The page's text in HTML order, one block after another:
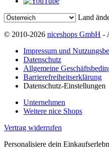
Land
© 2010-2026 niceshops GmbH -
Impressum und
Datenschutz
Allgemeine
Barrierefreiheitserklärung
Datenschutz-Einstellungen
Unternehmen
Weitere nice Shops
Vertrag widerrufen
Personalisiere dein